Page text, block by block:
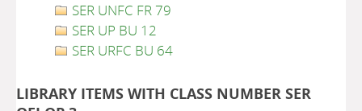
SER UNFC FR 79
SER UP BU 12
SER URFC BU 64
LIBRARY ITEMS WITH CLASS NUMBER SER